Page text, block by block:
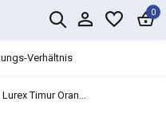
0
Verhältnis
Timur Oran...